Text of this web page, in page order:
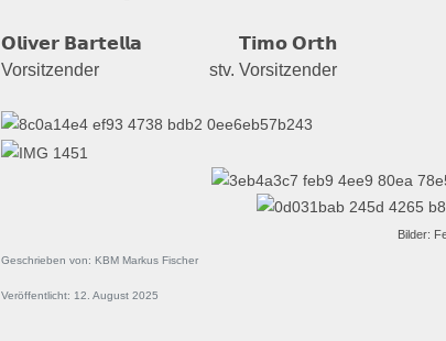
𝗢𝗹𝗶𝘃𝗲𝗿 𝗕𝗮𝗿𝘁𝗲𝗹𝗹𝗮 𝗧𝗶𝗺𝗼 𝗢𝗿𝘁𝗵
Vorsitzender stv. Vorsitzender
Bilder:
Geschrieben von: KBM Markus Fischer
Veröffentlicht: 12. August 2025